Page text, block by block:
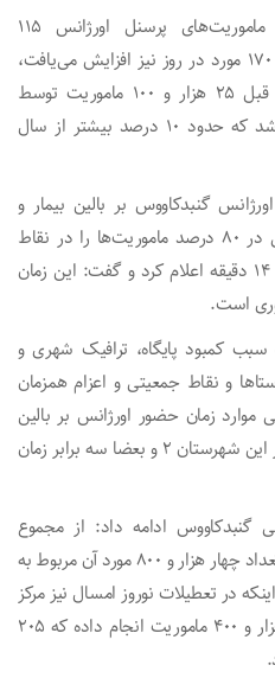
منتظری با یادآوری اینکه میزان ماموریت‌های پرسنل اورژانس ۱۱۵
گنبدکاووس در زمان شیوع کرونا به ۱۷۰ مورد در روز نیز افزایش می‌یافت،
بیان داشت: در مجموع طی سال قبل ۲۵ هزار و ۱۰۰ ماموریت توسط
اورژانس ۱۱۵ این شهرستان انجام شد که حدود ۱۰ درصد بیشتر از سال
گنبدکاووس بر بالین بیمار و
مصدومان سوانح رانندگی و ترافیکی در ۸۰ درصد ماموریت‌ها را در نقاط
شهری ۹ و در ماموریت‌های جاده‌ای ۱۴ دقیقه اعلام کرد و گفت: این زمان
است.
کمبود پایگاه، ترافیک شهری و
و نقاط جمعیتی و اعزام همزمان
موارد زمان حضور اورژانس بر بالین
بیمار یا مصدومان سوانح رانندگی در این شهرستان ۲ و بعضا سه برابر زمان
گنبدکاووس ادامه داد: از مجموع
ماموریت‌های این نهاد در سال قبل تعداد چهار هزار و ۸۰۰ مورد آن مربوط به
در تعطیلات نوروز امسال نیز مرکز
فوریت‌های پزشکی این شهرستان هزار و ۴۰۰ ماموریت انجام داده که ۲۰۵